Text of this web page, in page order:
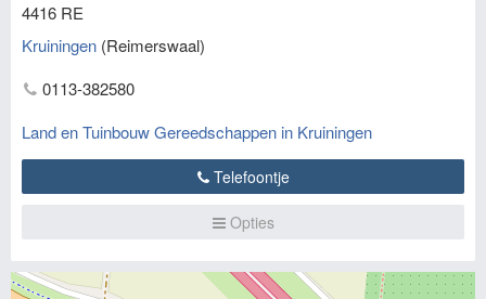
4416 RE
Kruiningen (Reimerswaal)
0113-382580
Land en Tuinbouw Gereedschappen in Kruiningen
Telefoontje
Opties